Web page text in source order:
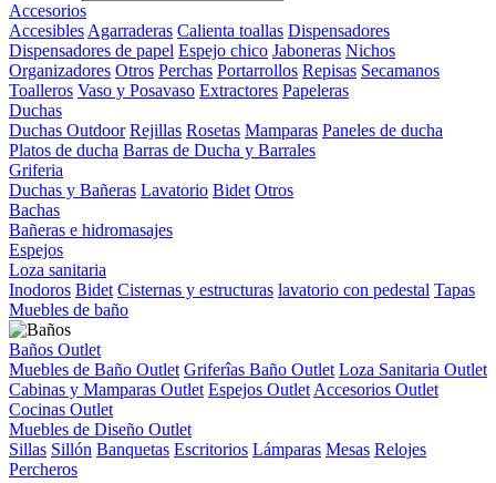
Accesorios
Accesibles Agarraderas Calienta toallas Dispensadores
Dispensadores de papel Espejo chico Jaboneras Nichos
Organizadores Otros Perchas Portarrollos Repisas Secamanos
Toalleros Vaso y Posavaso Extractores Papeleras
Duchas
Duchas Outdoor Rejillas Rosetas Mamparas Paneles de ducha
Platos de ducha Barras de Ducha y Barrales
Griferia
Duchas y Bañeras Lavatorio Bidet Otros
Bachas
Bañeras e hidromasajes
Espejos
Loza sanitaria
Inodoros Bidet Cisternas y estructuras lavatorio con pedestal Tapas
Muebles de baño
Baños Outlet
Muebles de Baño Outlet Griferîas Baño Outlet Loza Sanitaria Outlet
Cabinas y Mamparas Outlet Espejos Outlet Accesorios Outlet
Cocinas Outlet
Muebles de Diseño Outlet
Sillas Sillón Banquetas Escritorios Lámparas Mesas Relojes
Percheros